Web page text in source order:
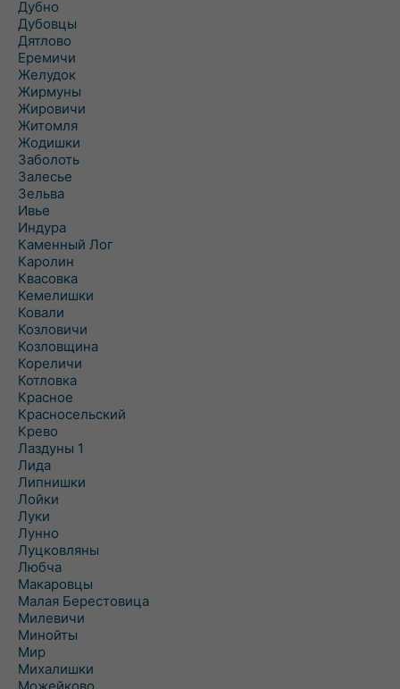
Дубно
Дубовцы
Дятлово
Еремичи
Желудок
Жирмуны
Жировичи
Житомля
Жодишки
Заболоть
Залесье
Зельва
Ивье
Индура
Каменный Лог
Каролин
Квасовка
Кемелишки
Ковали
Козловичи
Козловщина
Кореличи
Котловка
Красное
Красносельский
Крево
Лаздуны 1
Лида
Липнишки
Лойки
Луки
Лунно
Луцковляны
Любча
Макаровцы
Малая Берестовица
Милевичи
Минойты
Мир
Михалишки